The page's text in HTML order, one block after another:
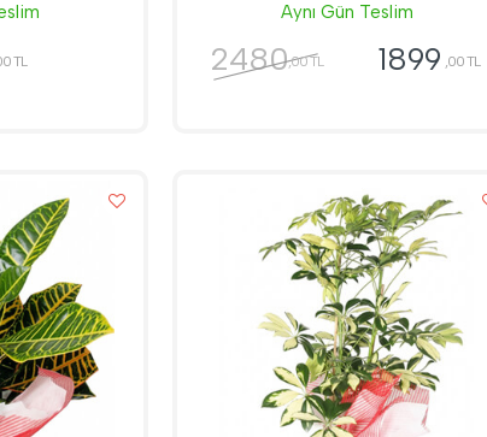
TL
Aynı Gün Teslim
2480,00 TL 1899 ,00 TL